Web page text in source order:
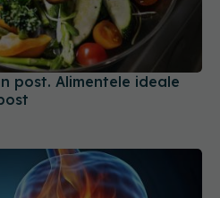
post. Alimentele ideale